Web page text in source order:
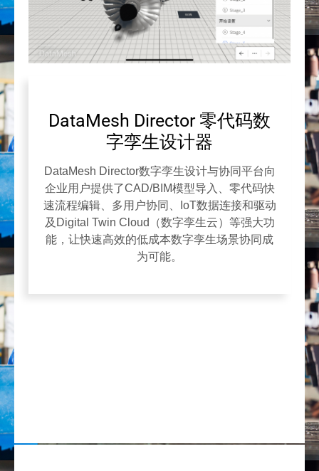
DataMesh Director 零代码数
字孪生设计器
DataMesh Director数字孪生设计与协同平台向
企业用户提供了CAD/BIM模型导入、零代码快
速流程编辑、多用户协同、IoT数据连接和驱动
及Digital Twin Cloud（数字孪生云）等强大功
能，让快速高效的低成本数字孪生场景协同成
为可能。